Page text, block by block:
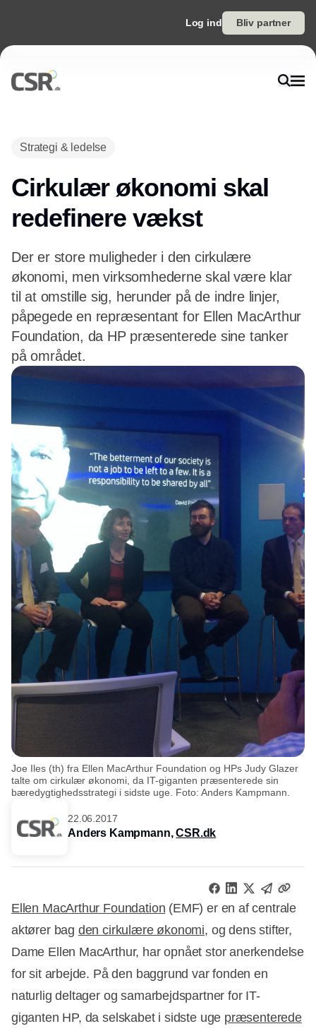
Log ind Bliv partner
Strategi & ledelse
Cirkulær økonomi skal
redefinere vækst
Der er store muligheder i den cirkulære
økonomi, men virksomhederne skal være klar
til at omstille sig, herunder på de indre linjer,
påpegede en repræsentant for Ellen MacArthur
Foundation, da HP præsenterede sine tanker
på området.
Joe Iles (th) fra Ellen MacArthur Foundation og HPs Judy Glazer
talte om cirkulær økonomi, da IT-giganten præsenterede sin
bæredygtighedsstrategi i sidste uge. Foto: Anders Kampmann.
22.06.2017
Anders Kampmann,CSR.dk
Ellen MacArthur Foundation (EMF) er en af centrale
aktører bag den cirkulære økonomi, og dens stifter,
Dame Ellen MacArthur, har opnået stor anerkendelse
for sit arbejde. På den baggrund var fonden en
naturlig deltager og samarbejdspartner for IT-
giganten HP, da selskabet i sidste uge præsenterede